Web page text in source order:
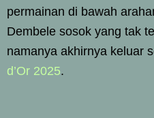
permainan di bawah
Dembele sosok yang tak
namanya akhirnya keluar
d’Or 2025.